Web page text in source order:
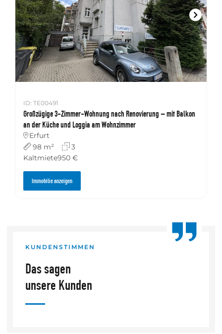
ID: TE00491
Großzügige 3-Zimmer-Wohnung nach Renovierung – mit Balkon
an der Küche und Loggia am Wohnzimmer
Erfurt
98 m²
3
Kaltmiete950 €
Immobilie anzeigen
KUNDENSTIMMEN
Das sagen
unsere Kunden